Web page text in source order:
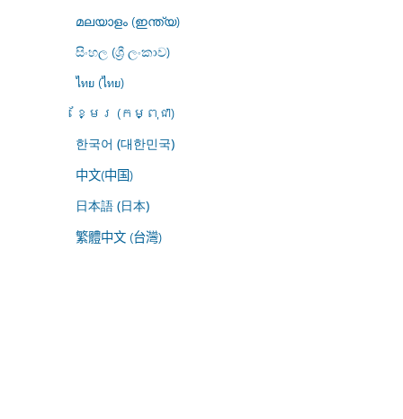
മലയാളം (ഇന്ത്യ)
සිංහල (ශ්‍රී ලංකාව)
ไทย (ไทย)
ខ្មែរ (កម្ពុជា)
한국어 (대한민국)
中文(中国)
日本語 (日本)
繁體中文 (台灣)